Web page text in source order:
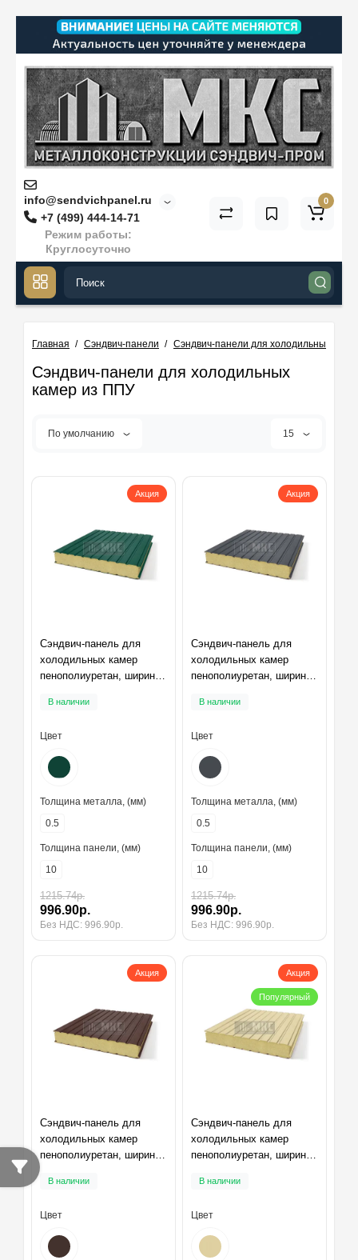
info@sendvichpanel.ru
+7 (499) 444-14-71
Режим работы:
Круглосуточно
0
Главная Сэндвич-панели Сэндвич-панели для холодильных
Сэндвич-панели для холодильных
камер из ППУ
По умолчанию 15
Акция
Сэндвич-панель для
холодильных камер
пенополиуретан, ширина
RAL6005
В наличии
Цвет
Толщина металла, (мм)
0.5
Толщина панели, (мм)
10
1215.74р.
996.90р.
Без НДС: 996.90р.
Акция
Сэндвич-панель для
холодильных камер
пенополиуретан, ширина
RAL7024
В наличии
Цвет
Толщина металла, (мм)
0.5
Толщина панели, (мм)
10
1215.74р.
996.90р.
Без НДС: 996.90р.
Акция
Сэндвич-панель для
холодильных камер
пенополиуретан, ширина
RAL8017
В наличии
Цвет
Акция
Популярный
Сэндвич-панель для
холодильных камер
пенополиуретан, ширина
RAL1014
В наличии
Цвет